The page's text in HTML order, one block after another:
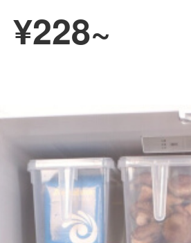
¥228~